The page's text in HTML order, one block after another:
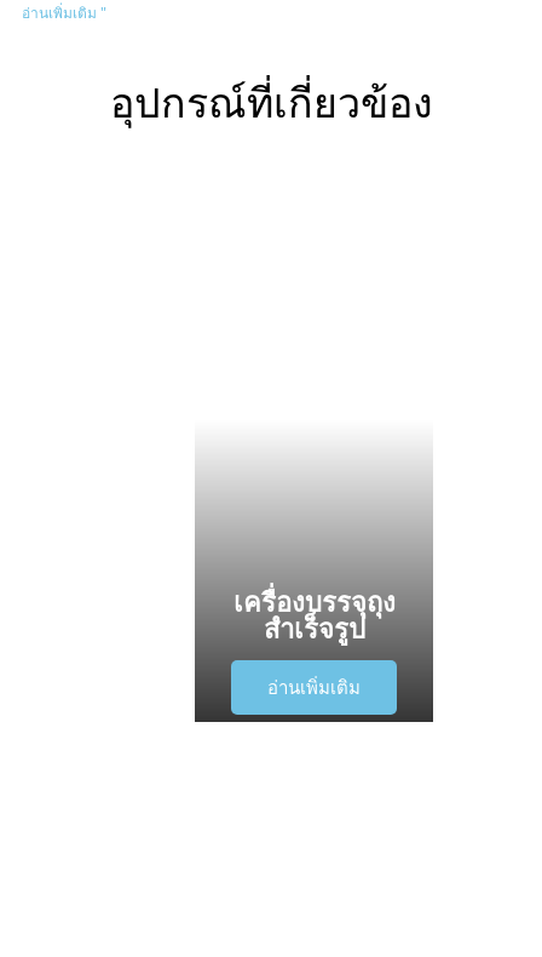
อ่านเพิ่มเติม "
อุปกรณ์ที่เกี่ยวข้อง
เครื่องบรรจุถุง
สำเร็จรูป
อ่านเพิ่มเติม